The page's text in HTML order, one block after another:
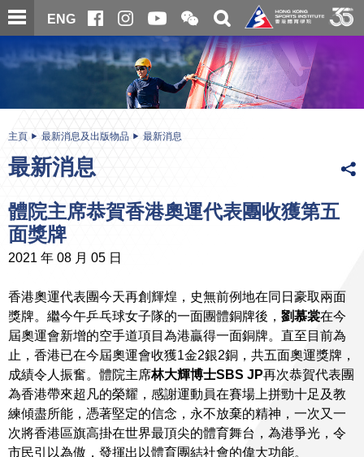
跳
至
內
ENG
開
合
微
信
二
維
碼
關
搜
尋
内
主頁 最新消息及出版物品 最新消息
最新消息
體院主席恭賀香港奧運代表團收獲第五
面獎牌
2021 年 08 月 05 日
香港奧運代表團今天再創輝煌，史無前例地在同日豪取兩面
獎牌。繼今午乒乓球女子隊的一面團體銅牌後， 劉慕裳在今
屆奧運會新增的空手道項目為港贏得一面銅牌。直至目前為
止，香港已在今屆奧運會收獲1金2銀2銅，共五面奧運獎牌，
成績令人振奮。體院主席林大輝博士SBS JP再次恭賀代表團
為香港帶來超凡的榮耀，感謝運動員在賽場上拼勁十足及教
練傾盡所能，憑著堅定的信念，永不放棄的精神，一次又一
次將香港區旗高掛在世界最頂尖的體育舞台，為港爭光，令
市民引以為傲，發揮出以體育團結社會的偉大功能。